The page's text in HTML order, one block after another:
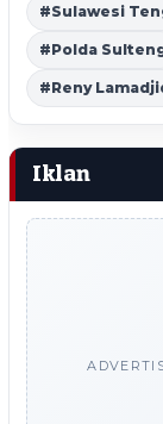
#Sulawesi
#Polda
#Reny
Iklan